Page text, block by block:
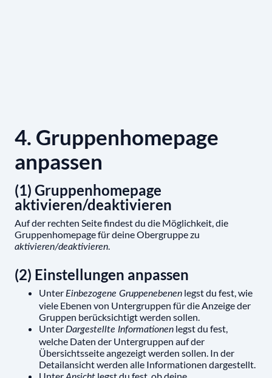
4. Gruppenhomepage
anpassen
(1) Gruppenhomepage
aktivieren/deaktivieren
Auf der rechten Seite findest du die Möglichkeit, die
Gruppenhomepage für deine Obergruppe zu
aktivieren/deaktivieren.
(2) Einstellungen anpassen
UnterEinbezogene Gruppenebenen legst du fest, wie
viele Ebenen von Untergruppen für die Anzeige der
Gruppen berücksichtigt werden sollen.
UnterDargestellte Informationen legst du fest,
welche Daten der Untergruppen auf der
Übersichtsseite angezeigt werden sollen. In der
Detailansicht werden alle Informationen dargestellt.